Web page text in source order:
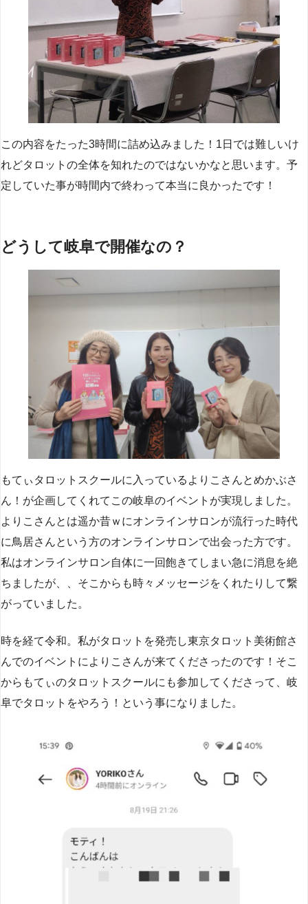
この内容をたった3時間に詰め込みました！1日では難しいけ
れどタロットの全体を知れたのではないかなと思います。予
定していた事が時間内で終わって本当に良かったです！
どうして岐阜で開催なの？
もてぃタロットスクールに入っているよりこさんとめかぶさ
ん！が企画してくれてこの岐阜のイベントが実現しました。
よりこさんとは遥か昔ｗにオンラインサロンが流行った時代
に鳥居さんという方のオンラインサロンで出会った方です。
私はオンラインサロン自体に一回飽きてしまい急に消息を絶
ちましたが、、そこからも時々メッセージをくれたりして繋
がっていました。
時を経て令和。私がタロットを発売し東京タロット美術館さ
んでのイベントによりこさんが来てくださったのです！そこ
からもてぃのタロットスクールにも参加してくださって、岐
阜でタロットをやろう！という事になりました。